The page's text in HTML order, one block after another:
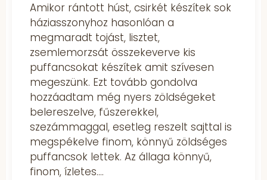
Amikor rántott húst, csirkét készítek sok
háziasszonyhoz hasonlóan a
megmaradt tojást, lisztet,
zsemlemorzsát összekeverve kis
puffancsokat készítek amit szívesen
megeszünk. Ezt tovább gondolva
hozzáadtam még nyers zöldségeket
belereszelve, fűszerekkel,
szezámmaggal, esetleg reszelt sajttal is
megspékelve finom, könnyű zöldséges
puffancsok lettek. Az állaga könnyű,
finom, ízletes.